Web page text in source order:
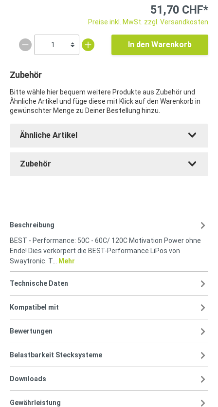
51,70 CHF*
Preise inkl. MwSt. zzgl. Versandkosten
In den Warenkorb
Zubehör
Bitte wähle hier bequem weitere Produkte aus Zubehör und
Ähnliche Artikel und füge diese mit Klick auf den Warenkorb in
gewünschter Menge zu Deiner Bestellung hinzu.
Ähnliche Artikel
Zubehör
Beschreibung
BEST - Performance: 50C - 60C/ 120C Motivation Power ohne
Ende! Dies verkörpert die BEST-Performance LiPos von
Swaytronic. T…
Mehr
Technische Daten
Kompatibel mit
Bewertungen
Belastbarkeit Stecksysteme
Downloads
Gewährleistung